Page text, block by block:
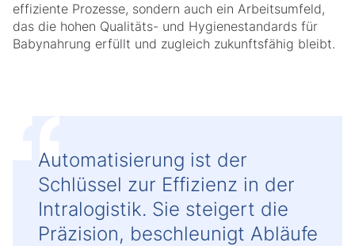
effiziente Prozesse, sondern auch ein Arbeitsumfeld,
das die hohen Qualitäts- und Hygienestandards für
Babynahrung erfüllt und zugleich zukunftsfähig bleibt.
Automatisierung ist der
Schlüssel zur Effizienz in der
Intralogistik. Sie steigert die
Präzision, beschleunigt Abläufe